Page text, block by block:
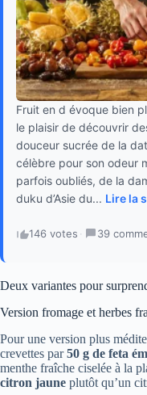
Fruit en d évoque bien
le plaisir de découvrir
douceur sucrée de la
célèbre pour son odeur
parfois oubliés, de la
duku d’Asie du... Lire la
146 votes · 39
Deux variantes pour
Version fromage et herbes
Pour une version plus
crevettes par50 g de feta
menthe fraîche ciselée à la
citron jaune plutôt qu’un